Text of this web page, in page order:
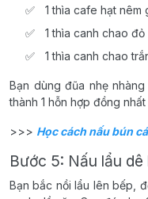
1 thìa cafe hạt nêm
1 thìa canh chao đỏ
1 thìa canh chao
Bạn dùng đũa nhẹ
thành 1 hỗn hợp đồng
>>> Học cách nấu bún
Bước 5: Nấu lẩu dê
Bạn bắc nồi lẩu lên bếp,